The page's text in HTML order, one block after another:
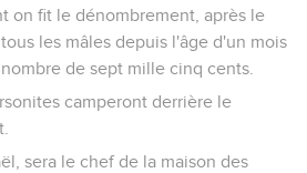
on fit le dénombrement, après le
les mâles depuis l'âge d'un mois
de sept mille cinq cents.
camperont derrière le
sera le chef de la maison des